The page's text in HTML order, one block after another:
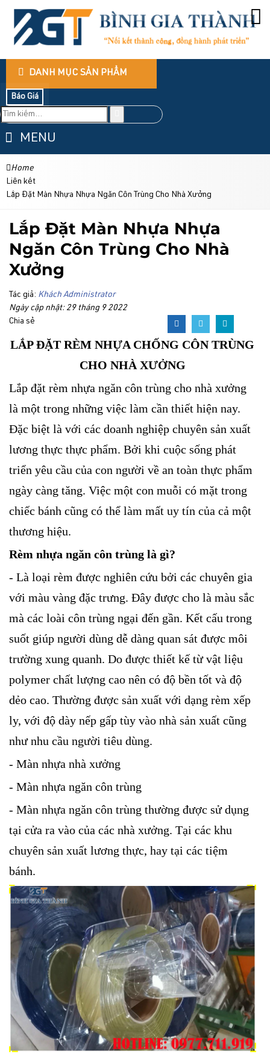
DANH MỤC SẢN PHẨM
Báo Giá
MENU
Home
Liên kết
Lắp Đặt Màn Nhựa Nhựa Ngăn Côn Trùng Cho Nhà Xưởng
Lắp Đặt Màn Nhựa Nhựa
Ngăn Côn Trùng Cho Nhà
Xưởng
Tác giả: Khách Administrator
Ngày cập nhật: 29 tháng 9 2022
Chia sẻ
LẮP ĐẶT RÈM NHỰA CHỐNG CÔN TRÙNG
CHO NHÀ XƯỞNG
Lắp đặt rèm nhựa ngăn côn trùng cho nhà xưởng
là một trong những việc làm cần thiết hiện nay.
Đặc biệt là với các doanh nghiệp chuyên sản xuất
lương thực thực phẩm. Bởi khi cuộc sống phát
triển yêu cầu của con người về an toàn thực phẩm
ngày càng tăng. Việc một con muỗi có mặt trong
chiếc bánh cũng có thể làm mất uy tín của cả một
thương hiệu.
Rèm nhựa ngăn côn trùng là gì?
- Là loại rèm được nghiên cứu bởi các chuyên gia
với màu vàng đặc trưng. Đây được cho là màu sắc
mà các loài côn trùng ngại đến gần. Kết cấu trong
suốt giúp người dùng dễ dàng quan sát được môi
trường xung quanh. Do được thiết kế từ vật liệu
polymer chất lượng cao nên có độ bền tốt và độ
dẻo cao. Thường được sản xuất với dạng rèm xếp
ly, với độ dày nếp gấp tùy vào nhà sản xuất cũng
như nhu cầu người tiêu dùng.
- Màn nhựa nhà xưởng
- Màn nhựa ngăn côn trùng
- Màn nhựa ngăn côn trùng thường được sử dụng
tại cửa ra vào của các nhà xưởng. Tại các khu
chuyên sản xuất lương thực, hay tại các tiệm
bánh.